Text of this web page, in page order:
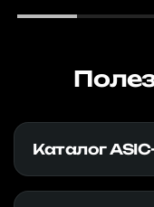
Каталог